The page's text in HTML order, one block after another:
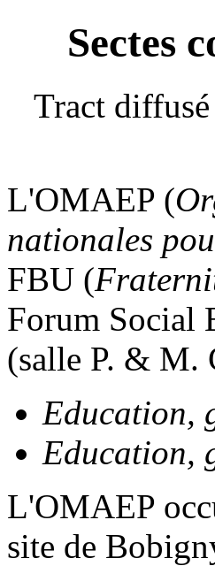
Sectes
Tract
L'OMAEP (
nationales
FBU (
Forum Social
(salle P. & M.
Education,
Education,
L'OMAEP
site de